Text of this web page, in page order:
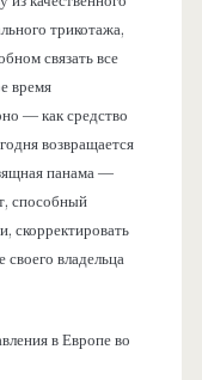
трикотажа,
связать все
время
— как средство
возвращается
панама —
способный
скорректировать
владельца
в Европе во